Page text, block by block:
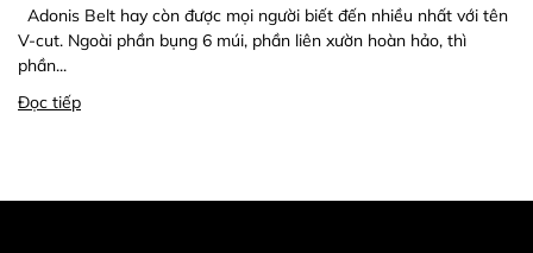
Adonis Belt hay còn được mọi người biết đến nhiều nhất với tên
V-cut. Ngoài phần bụng 6 múi, phần liên xườn hoàn hảo, thì
phần...
Đọc tiếp